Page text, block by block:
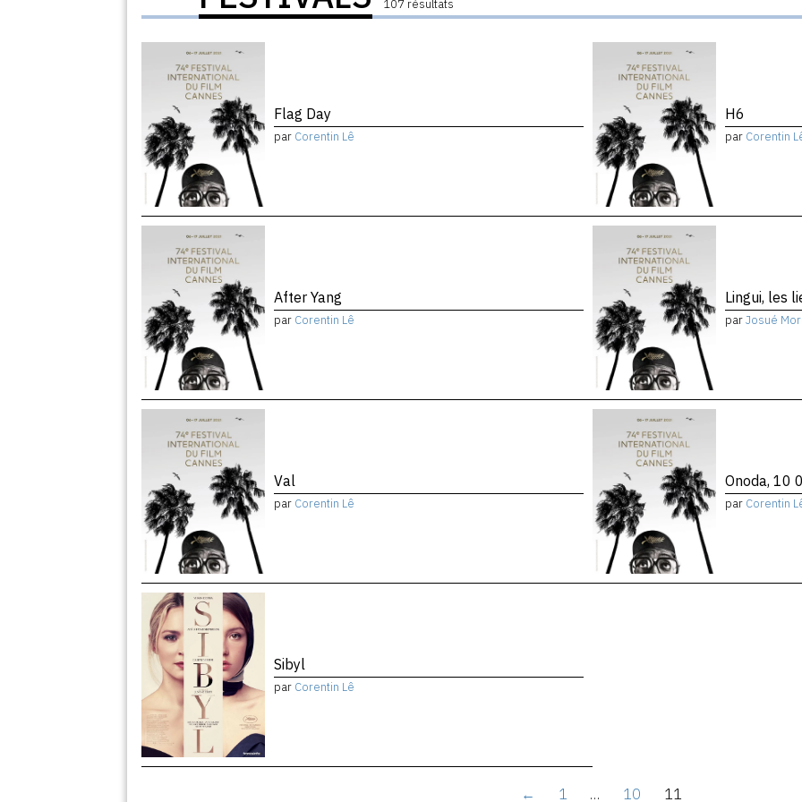
107 résultats
Flag Day
par Corentin Lê
H6
par Corentin
After Yang
par Corentin Lê
Lingui, les
parJosué
Val
par Corentin Lê
Onoda, 10
par Corentin
Sibyl
par Corentin Lê
← 1 … 10 11